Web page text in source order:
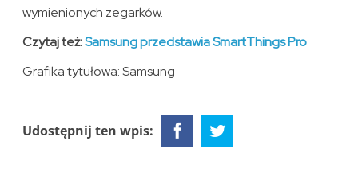
wymienionych zegarków.
Czytaj też:Samsung przedstawia SmartThings Pro
Grafika tytułowa: Samsung
Udostępnij ten wpis: